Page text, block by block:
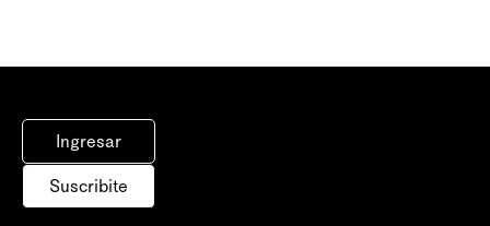
Ingresar
Suscribite